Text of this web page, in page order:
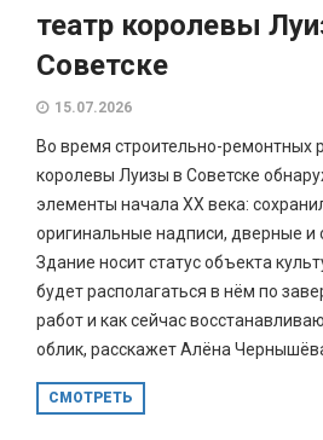
театр королевы
Советске
15.07.2026
Во время строительно-ремонтных
королевы Луизы в Советске
элементы начала XX века:
оригинальные надписи, дверные и
Здание носит статус объекта
будет располагаться в нём по
работ и как сейчас
облик, расскажет Алёна
СМОТРЕТЬ